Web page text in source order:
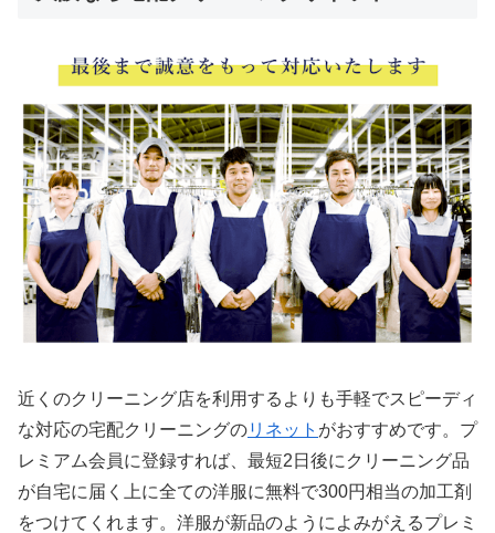
近くのクリーニング店を利用するよりも手軽でスピーディ
な対応の宅配クリーニングのリネット がおすすめです。プ
レミアム会員に登録すれば、最短2日後にクリーニング品
が自宅に届く上に全ての洋服に無料で300円相当の加工剤
をつけてくれます。洋服が新品のようによみがえるプレミ